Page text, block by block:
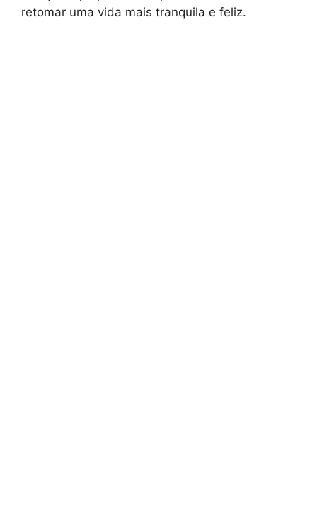
retomar uma vida mais tranquila e feliz.